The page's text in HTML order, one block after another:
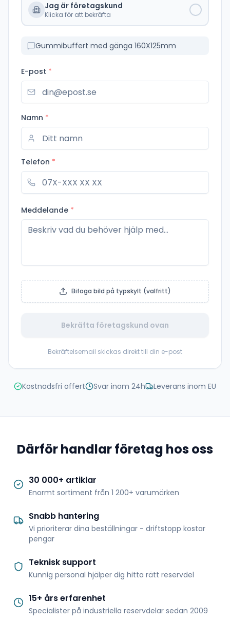
Jag är företagskund
Klicka för att bekräfta
Gummibuffert med gänga 160X125mm
E-post *
Namn *
Telefon *
Meddelande *
Bifoga bild på typskylt (valfritt)
Bekräfta företagskund ovan
Bekräftelsemail skickas direkt till din e-post
Kostnadsfri offert Svar inom 24h Leverans inom EU
Därför handlar företag hos oss
30 000+ artiklar
Enormt sortiment från 1 200+ varumärken
Snabb hantering
Vi prioriterar dina beställningar - driftstopp kostar
pengar
Teknisk support
Kunnig personal hjälper dig hitta rätt reservdel
15+ års erfarenhet
Specialister på industriella reservdelar sedan 2009